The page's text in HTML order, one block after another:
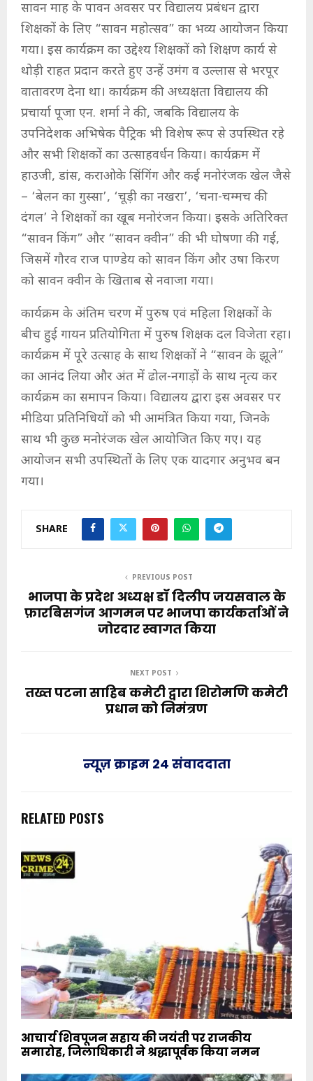
सावन माह के पावन अवसर पर विद्यालय प्रबंधन द्वारा
शिक्षकों के लिए “सावन महोत्सव” का भव्य आयोजन किया
गया। इस कार्यक्रम का उद्देश्य शिक्षकों को शिक्षण कार्य से
थोड़ी राहत प्रदान करते हुए उन्हें उमंग व उल्लास से भरपूर
वातावरण देना था। कार्यक्रम की अध्यक्षता विद्यालय की
प्रचार्या पूजा एन. शर्मा ने की, जबकि विद्यालय के
उपनिदेशक अभिषेक पैट्रिक भी विशेष रूप से उपस्थित रहे
और सभी शिक्षकों का उत्साहवर्धन किया। कार्यक्रम में
हाउजी, डांस, कराओके सिंगिंग और कई मनोरंजक खेल जैसे
– ‘बेलन का गुस्सा’, ‘चूड़ी का नखरा’, ‘चना-चम्मच की
दंगल’ ने शिक्षकों का खूब मनोरंजन किया। इसके अतिरिक्त
“सावन किंग” और “सावन क्वीन” की भी घोषणा की गई,
जिसमें गौरव राज पाण्डेय को सावन किंग और उषा किरण
को सावन क्वीन के खिताब से नवाजा गया।
कार्यक्रम के अंतिम चरण में पुरुष एवं महिला शिक्षकों के
बीच हुई गायन प्रतियोगिता में पुरुष शिक्षक दल विजेता रहा।
कार्यक्रम में पूरे उत्साह के साथ शिक्षकों ने “सावन के झूले”
का आनंद लिया और अंत में ढोल-नगाड़ों के साथ नृत्य कर
कार्यक्रम का समापन किया। विद्यालय द्वारा इस अवसर पर
मीडिया प्रतिनिधियों को भी आमंत्रित किया गया, जिनके
साथ भी कुछ मनोरंजक खेल आयोजित किए गए। यह
आयोजन सभी उपस्थितों के लिए एक यादगार अनुभव बन
गया।
SHARE
PREVIOUS POST
भाजपा के प्रदेश अध्यक्ष डॉ दिलीप जयसवाल के
फ़ारबिसगंज आगमन पर भाजपा कार्यकर्ताओं ने
जोरदार स्वागत किया
NEXT POST
तख्त पटना साहिब कमेटी द्वारा शिरोमणि कमेटी
प्रधान को निमंत्रण
न्यूज़ क्राइम 24 संवाददाता
RELATED POSTS
आचार्य शिवपूजन सहाय की जयंती पर राजकीय
समारोह, जिलाधिकारी ने श्रद्धापूर्वक किया नमन